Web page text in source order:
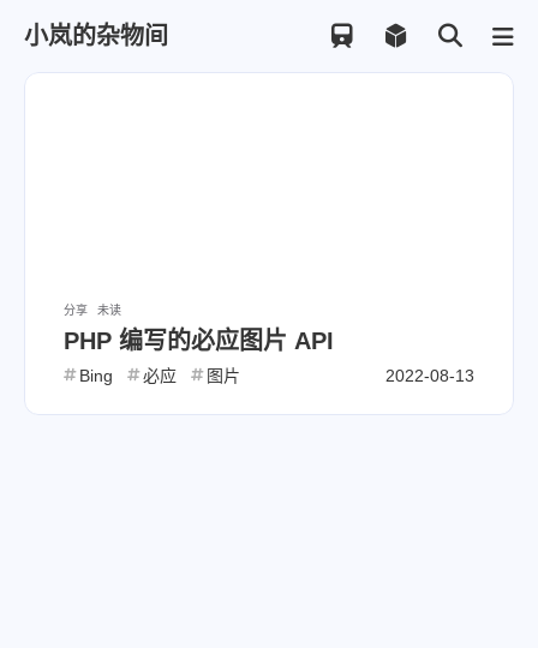
小岚的杂物间
分享 未读
PHP 编写的必应图片 API
Bing 必应 图片 2022-08-13